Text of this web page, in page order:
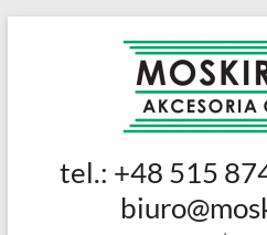
siatki na
tel.: +48 515